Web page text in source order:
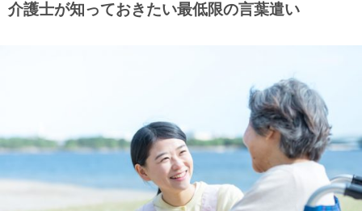
介護士が知っておきたい最低限の言葉遣い